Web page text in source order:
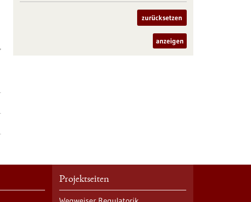
zurücksetzen
anzeigen
Projektseiten